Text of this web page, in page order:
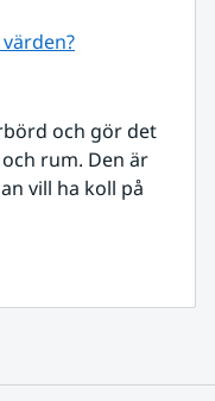
och gör det
rum. Den är
vill ha koll på